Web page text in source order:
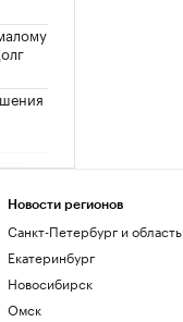
Новости регионов
Санкт-Петербург и область
Екатеринбург
Новосибирск
Омск